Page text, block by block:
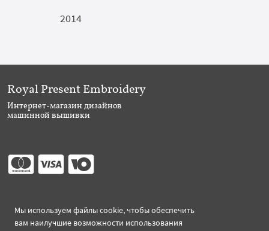
2014
Мы используем файлы cookie, чтобы обеспечить
вам наилучшие возможности использования
Royal Present Embroidery
Интернет-магазин дизайнов
машинной вышивки
Присоединяйтесь